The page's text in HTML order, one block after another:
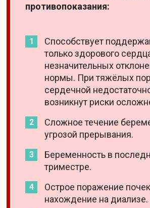
противопоказания:
Способствует
только здорового
незначительных
нормы. При тяжёлых
сердечной
возникнут риски
Сложное течение
угрозой прерывания.
Беременность в
триместре.
Острое поражение
нахождение на диализе.